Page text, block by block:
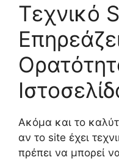
Τεχνικό
Ακόμα και το
αν το site έχει
πρέπει να μπορεί